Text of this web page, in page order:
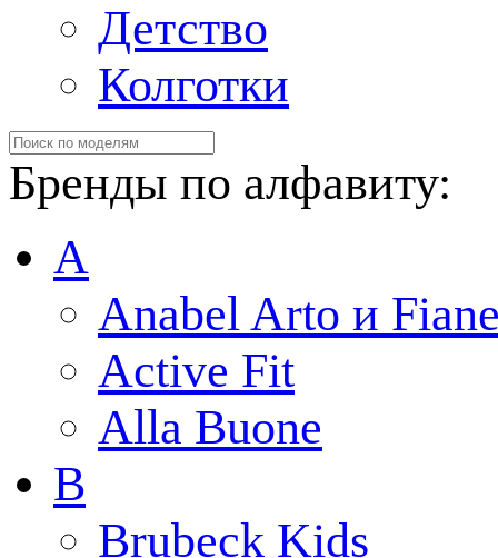
Детство
Колготки
Бренды по алфавиту:
A
Anabel Arto и
Active Fit
Alla Buone
B
Brubeck Kids